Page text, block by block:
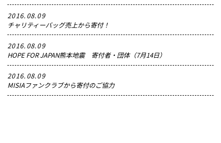
2016.08.09
チャリティーバッグ売上から寄付！
2016.08.09
HOPE FOR JAPAN熊本地震 寄付者・団体（7月14日）
2016.08.09
MISIAファンクラブから寄付のご協力